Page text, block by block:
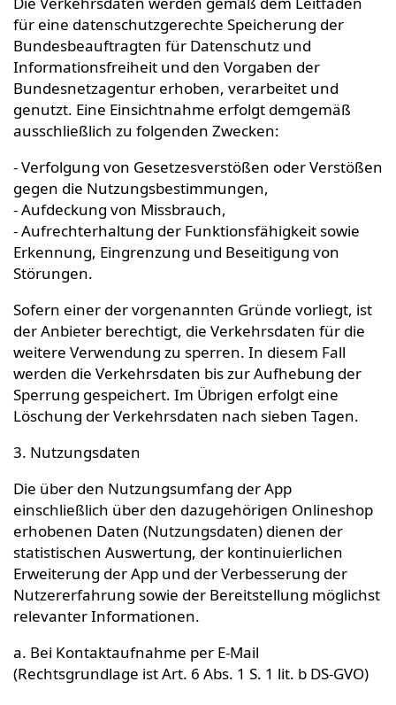
für eine datenschutzgerechte Speicherung der
Bundesbeauftragten für Datenschutz und
Informationsfreiheit und den Vorgaben der
Bundesnetzagentur erhoben, verarbeitet und
genutzt. Eine Einsichtnahme erfolgt demgemäß
ausschließlich zu folgenden Zwecken:
- Verfolgung von Gesetzesverstößen oder Verstößen
gegen die Nutzungsbestimmungen,
- Aufdeckung von Missbrauch,
- Aufrechterhaltung der Funktionsfähigkeit sowie
Erkennung, Eingrenzung und Beseitigung von
Störungen.
Sofern einer der vorgenannten Gründe vorliegt, ist
der Anbieter berechtigt, die Verkehrsdaten für die
weitere Verwendung zu sperren. In diesem Fall
werden die Verkehrsdaten bis zur Aufhebung der
Sperrung gespeichert. Im Übrigen erfolgt eine
Löschung der Verkehrsdaten nach sieben Tagen.
3. Nutzungsdaten
Die über den Nutzungsumfang der App
einschließlich über den dazugehörigen Onlineshop
erhobenen Daten (Nutzungsdaten) dienen der
statistischen Auswertung, der kontinuierlichen
Erweiterung der App und der Verbesserung der
Nutzererfahrung sowie der Bereitstellung möglichst
relevanter Informationen.
a. Bei Kontaktaufnahme per E-Mail
(Rechtsgrundlage ist Art. 6 Abs. 1 S. 1 lit. b DS-GVO)